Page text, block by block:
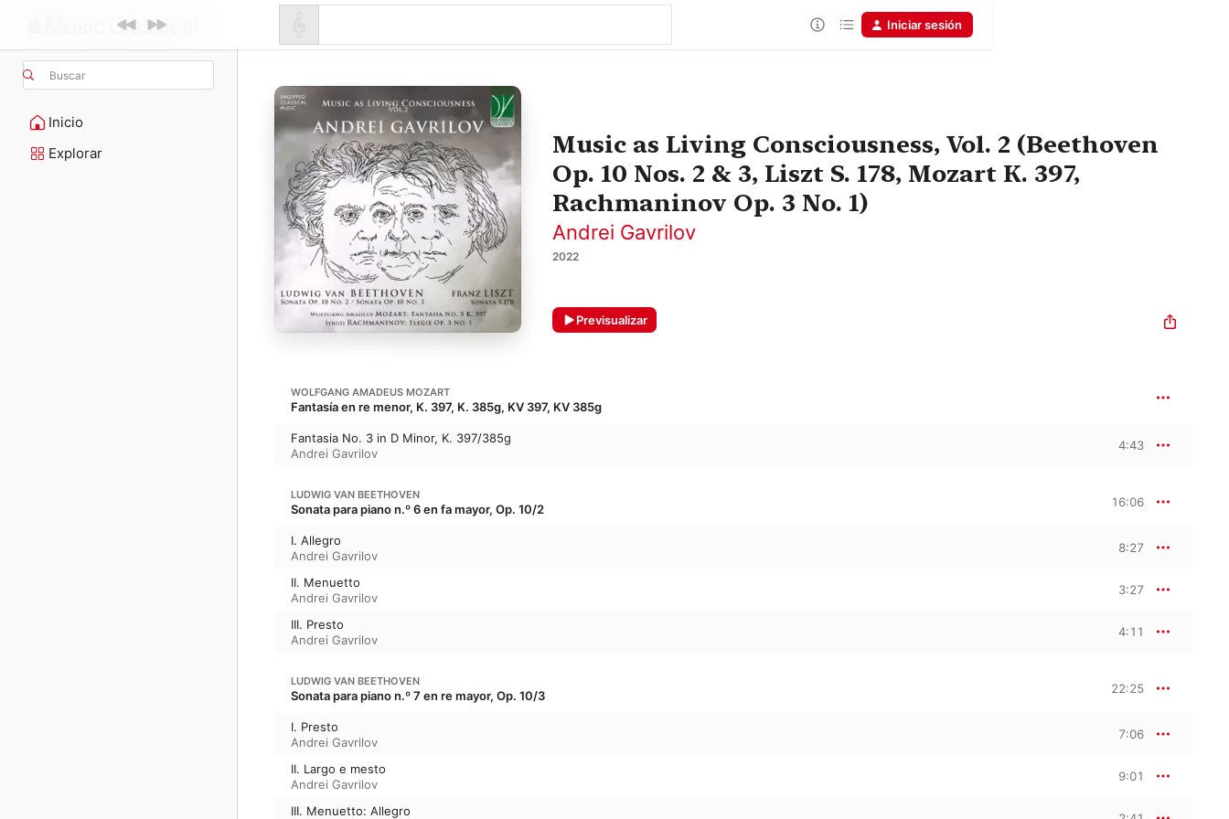
Buscar
Inicio
Explorar
Iniciar sesión
Music as Living Consciousness, Vol. 2 (Beethoven
Op. 10 Nos. 2 & 3, Liszt S. 178, Mozart K. 397,
Rachmaninov Op. 3 No. 1)
Andrei Gavrilov
2022
Previsualizar
WOLFGANG AMADEUS MOZART
Fantasía en re menor, K. 397, K. 385g, KV 397, KV 385g
Fantasia No. 3 in D Minor, K. 397/385g
Andrei Gavrilov
4:43
LUDWIG VAN BEETHOVEN
Sonata para piano n.º 6 en fa mayor, Op. 10/2 16:06
I. Allegro
Andrei Gavrilov
8:27
II. Menuetto
Andrei Gavrilov
3:27
III. Presto
Andrei Gavrilov
4:11
LUDWIG VAN BEETHOVEN
Sonata para piano n.º 7 en re mayor, Op. 10/3 22:25
I. Presto
Andrei Gavrilov
7:06
II. Largo e mesto
Andrei Gavrilov
9:01
III. Menuetto: Allegro